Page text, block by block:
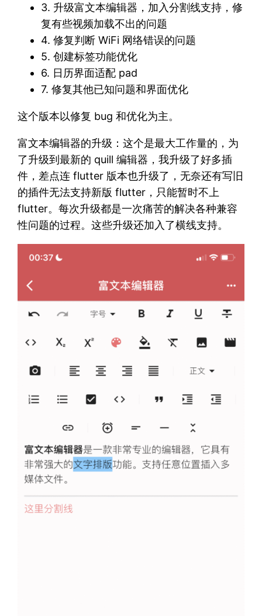
3. 升级富文本编辑器，加入分割线支持，修
复有些视频加载不出的问题
4. 修复判断 WiFi 网络错误的问题
5. 创建标签功能优化
6. 日历界面适配 pad
7. 修复其他已知问题和界面优化
这个版本以修复 bug 和优化为主。
富文本编辑器的升级：这个是最大工作量的，为
了升级到最新的 quill 编辑器，我升级了好多插
件，差点连 flutter 版本也升级了，无奈还有写旧
的插件无法支持新版 flutter，只能暂时不上
flutter。每次升级都是一次痛苦的解决各种兼容
性问题的过程。这些升级还加入了横线支持。